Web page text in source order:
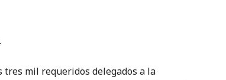
tres mil requeridos delegados a la